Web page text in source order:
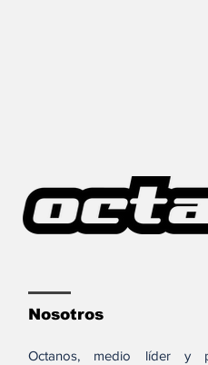
Nosotros
Octanos, medio líder y